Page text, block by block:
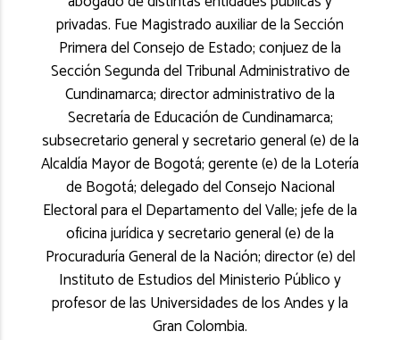
privadas. Fue Magistrado auxiliar de la Sección
Primera del Consejo de Estado; conjuez de la
Sección Segunda del Tribunal Administrativo de
Cundinamarca; director administrativo de la
Secretaría de Educación de Cundinamarca;
subsecretario general y secretario general (e) de la
Alcaldía Mayor de Bogotá; gerente (e) de la Lotería
de Bogotá; delegado del Consejo Nacional
Electoral para el Departamento del Valle; jefe de la
oficina jurídica y secretario general (e) de la
Procuraduría General de la Nación; director (e) del
Instituto de Estudios del Ministerio Público y
profesor de las Universidades de los Andes y la
Gran Colombia.